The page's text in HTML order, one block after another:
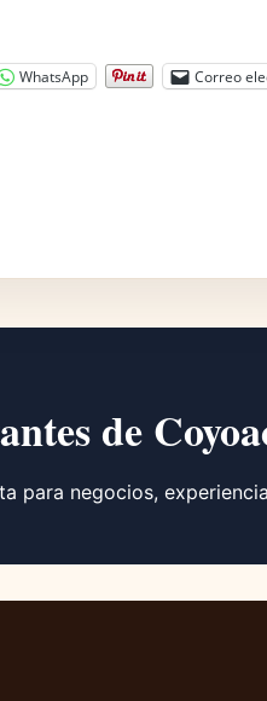
WhatsApp Correo
de
para negocios,